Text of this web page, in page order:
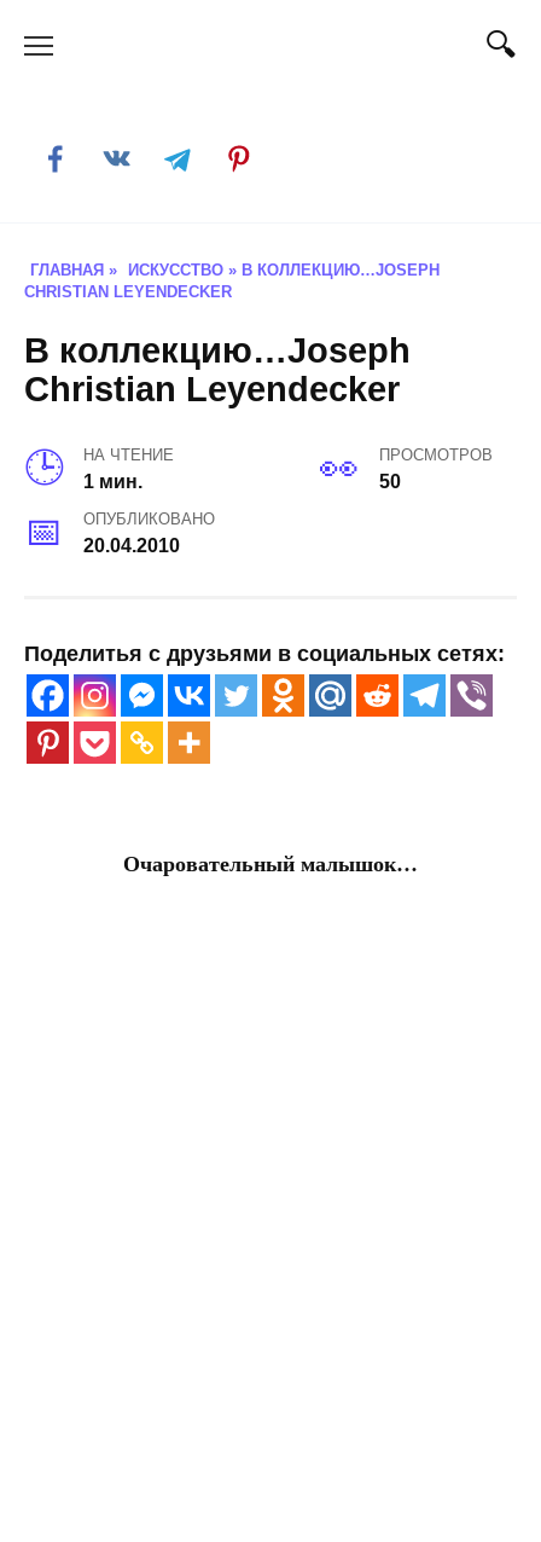
ГЛАВНАЯ » ИСКУССТВО » В КОЛЛЕКЦИЮ…JOSEPH
CHRISTIAN LEYENDECKER
В коллекцию…Joseph
Christian Leyendecker
НА ЧТЕНИЕ
1 мин.
ПРОСМОТРОВ
50
ОПУБЛИКОВАНО
20.04.2010
Поделитья с друзьями в социальных сетях:
Очаровательный малышок…